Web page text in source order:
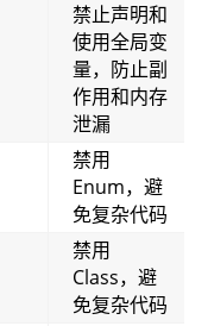
禁止声明和
使用全局变
量，防止副
作用和内存
泄漏
禁用
Enum，避
免复杂代码
禁用
Class，避
免复杂代码